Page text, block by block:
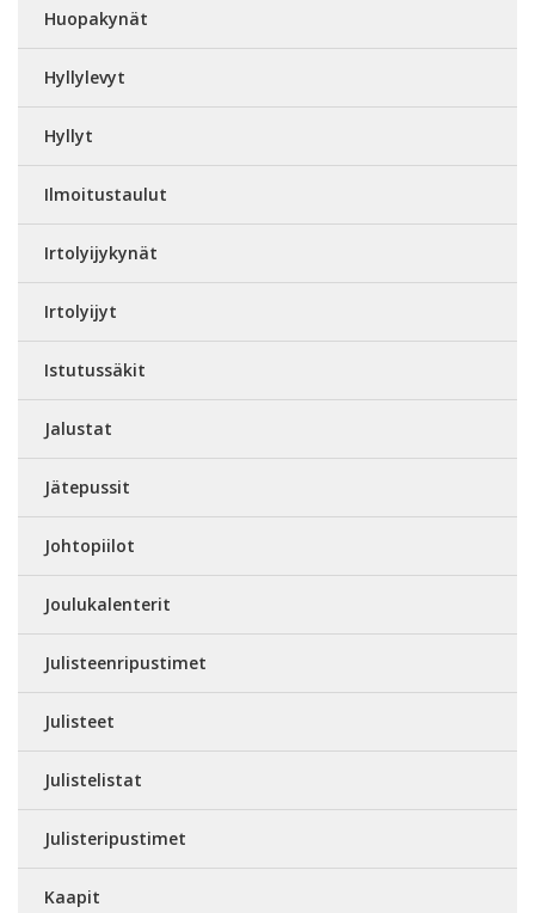
Huopakynät
Hyllylevyt
Hyllyt
Ilmoitustaulut
Irtolyijykynät
Irtolyijyt
Istutussäkit
Jalustat
Jätepussit
Johtopiilot
Joulukalenterit
Julisteenripustimet
Julisteet
Julistelistat
Julisteripustimet
Kaapit